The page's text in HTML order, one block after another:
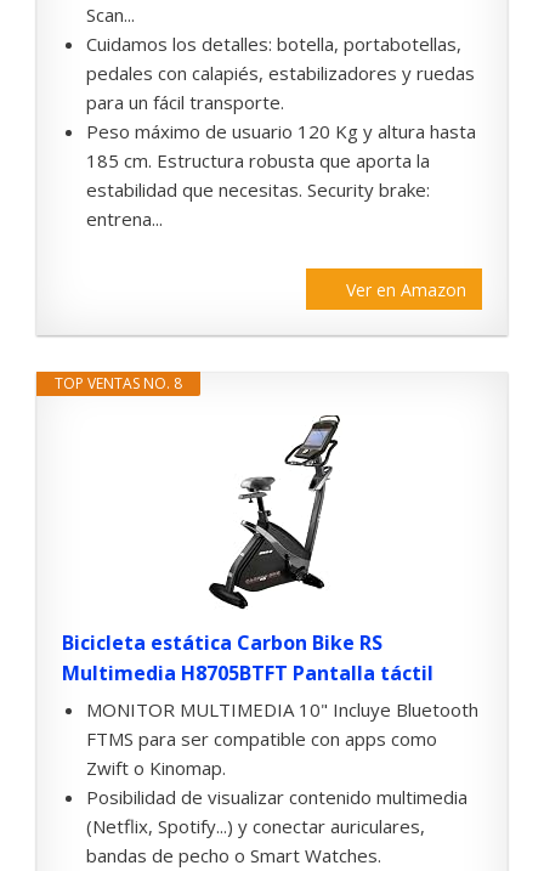
Scan...
Cuidamos los detalles: botella, portabotellas,
pedales con calapiés, estabilizadores y ruedas
para un fácil transporte.
Peso máximo de usuario 120 Kg y altura hasta
185 cm. Estructura robusta que aporta la
estabilidad que necesitas. Security brake:
entrena...
Ver en Amazon
TOP VENTAS NO. 8
Bicicleta estática Carbon Bike RS
Multimedia H8705BTFT Pantalla táctil
MONITOR MULTIMEDIA 10" Incluye Bluetooth
FTMS para ser compatible con apps como
Zwift o Kinomap.
Posibilidad de visualizar contenido multimedia
(Netflix, Spotify...) y conectar auriculares,
bandas de pecho o Smart Watches.